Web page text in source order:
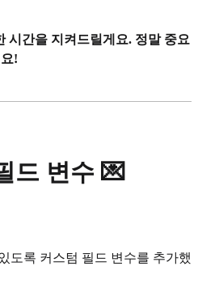
시간을 지켜드릴게요. 정말 중요
!
드 변수 💌
도록 커스텀 필드 변수를 추가했